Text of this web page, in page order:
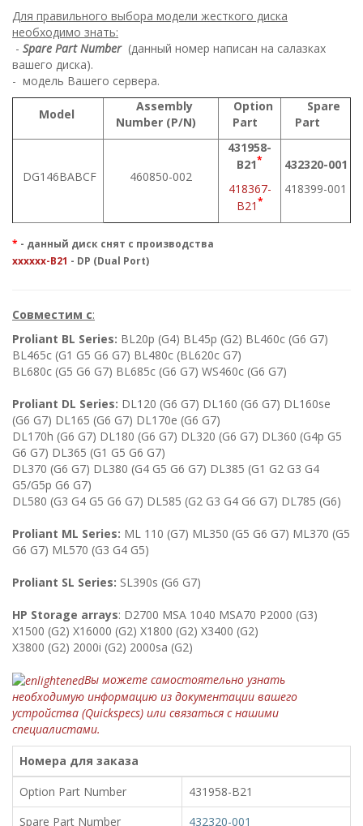
Для правильного выбора модели жесткого диска
необходимо знать:
- Spare Part Number (данный номер написан на салазках
вашего диска).
- модель Вашего сервера.
Model
Assembly
Number (P/N)
Option
Part
Spare
Part
DG146BABCF 460850-002
431958-
B21*
418367-
B21*
432320-001
418399-001
* - данный диск снят с производства
xxxxxx-B21 - DP (Dual Port)
Совместим c:
Proliant BL Series: BL20p (G4) BL45p (G2) BL460c (G6 G7)
BL465c (G1 G5 G6 G7) BL480c (BL620c G7)
BL680c (G5 G6 G7) BL685c (G6 G7) WS460c (G6 G7)
Proliant DL Series: DL120 (G6 G7) DL160 (G6 G7) DL160se
(G6 G7) DL165 (G6 G7) DL170e (G6 G7)
DL170h (G6 G7) DL180 (G6 G7) DL320 (G6 G7) DL360 (G4p G5
G6 G7) DL365 (G1 G5 G6 G7)
DL370 (G6 G7) DL380 (G4 G5 G6 G7) DL385 (G1 G2 G3 G4
G5/G5p G6 G7)
DL580 (G3 G4 G5 G6 G7) DL585 (G2 G3 G4 G6 G7) DL785 (G6)
Proliant ML Series: ML 110 (G7) ML350 (G5 G6 G7) ML370 (G5
G6 G7) ML570 (G3 G4 G5)
Proliant SL Series: SL390s (G6 G7)
HP Storage arrays: D2700 MSA 1040 MSA70 P2000 (G3)
X1500 (G2) X16000 (G2) X1800 (G2) X3400 (G2)
X3800 (G2) 2000i (G2) 2000sa (G2)
Вы можете самостоятельно узнать
необходимую информацию из документации вашего
устройства (Quickspecs) или связаться с нашими
специалистами.
Номера для заказа
Option Part Number
431958-B21
Spare Part Number
432320-001